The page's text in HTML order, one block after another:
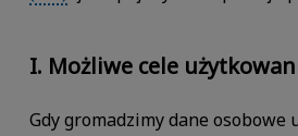
I. Możliwe cele
Gdy gromadzimy dane osobowe